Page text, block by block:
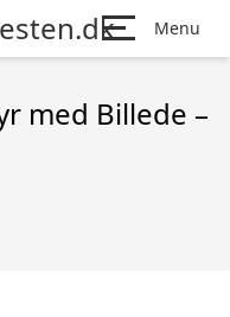
Menu
med Billede –